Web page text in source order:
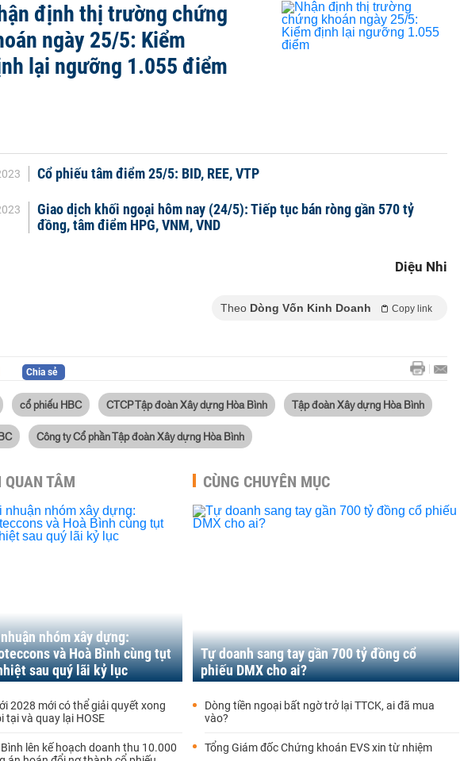
định thị trường chứng
ngày 25/5: Kiểm
lại ngưỡng 1.055 điểm
Cổ phiếu tâm điểm 25/5: BID, REE, VTP
Giao dịch khối ngoại hôm nay (24/5): Tiếp tục bán ròng gần 570 tỷ
đồng, tâm điểm HPG, VNM, VND
Diệu Nhi
Theo Dòng Vốn Kinh Doanh Copy link
Chia sẻ
cổ phiếu HBC CTCP Tập đoàn Xây dựng Hòa Bình Tập đoàn Xây dựng Hòa Bình
Công ty Cổ phần Tập đoàn Xây dựng Hòa Bình
QUAN TÂM
nhóm xây dựng:
và Hoà Bình cùng tụt
sau quý lãi kỷ lục
2028 mới có thể giải quyết xong
tại và quay lại HOSE
lên kế hoạch doanh thu 10.000
CÙNG CHUYÊN MỤC
Tự doanh sang tay gần 700 tỷ đồng cổ
phiếu DMX cho ai?
Dòng tiền ngoại bất ngờ trở lại TTCK, ai đã mua
vào?
Tổng Giám đốc Chứng khoán EVS xin từ nhiệm